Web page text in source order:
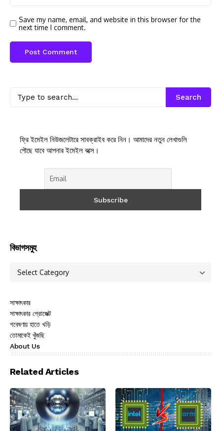
Save my name, email, and website in this browser for the
next time I comment.
Search
ফ্রি ইমেইল নিউজলেটারে সাবক্রাইব করে নিন। আমাদের নতুন লেখাগুলি
পৌছে যাবে আপনার ইমেইল বক্সে।
বিভাগসমুহ
সাক্ষাৎকার
সাক্ষাৎকার প্রোজেক্ট
গবেষণায় হাতে খড়ি
তোমাকেই খুঁজছি
About Us
Related Articles